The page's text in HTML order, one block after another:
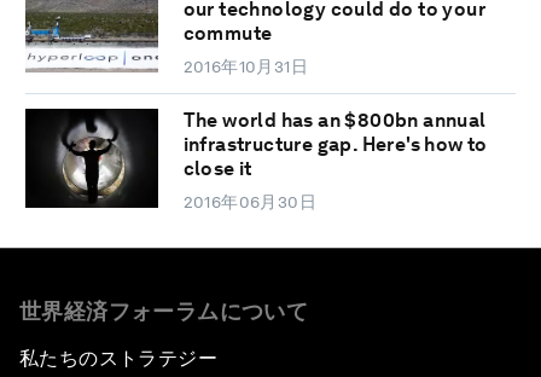
our technology could do to your
commute
2016年10月31日
The world has an $800bn annual
infrastructure gap. Here's how to
close it
2016年06月30日
世界経済フォーラムについて
私たちのストラテジー